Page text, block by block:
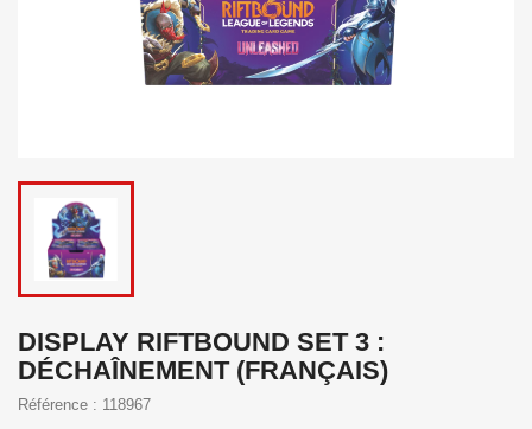
DISPLAY RIFTBOUND SET 3 :
DÉCHAÎNEMENT (FRANÇAIS)
Référence : 118967